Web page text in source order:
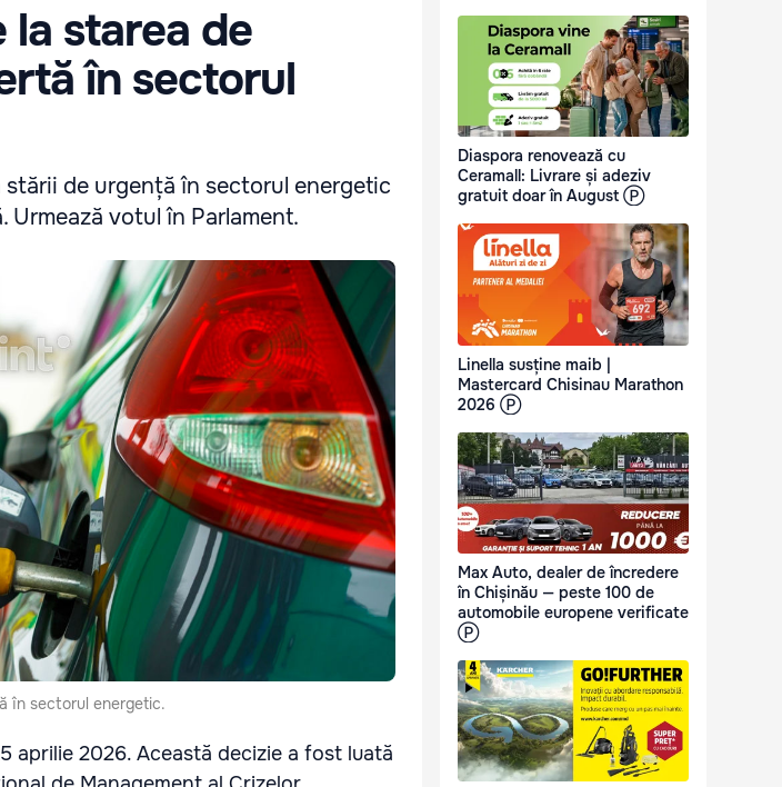
starea de
în sectorul
de urgență în sectorul energetic
votul în Parlament.
în sectorul energetic.
aprilie 2026. Această decizie a fost luată
Diaspora renovează cu
Ceramall: Livrare și adeziv
gratuit doar în August Ⓟ
Linella susține maib |
Mastercard Chisinau Marathon
2026 Ⓟ
Max Auto, dealer de încredere
în Chișinău — peste 100 de
automobile europene verificate
Ⓟ